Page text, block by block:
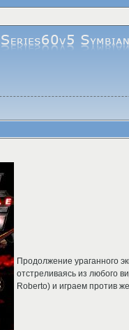
Продолжение ураганного
отстреливаясь из любого
Roberto) и играем против